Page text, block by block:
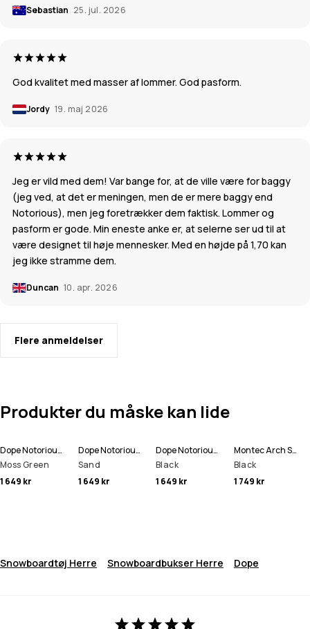
Sebastian 25. jul. 2026
God kvalitet med masser af lommer. God pasform.
Jordy 19. maj 2026
Jeg er vild med dem! Var bange for, at de ville være for baggy
(jeg ved, at det er meningen, men de er mere baggy end
Notorious), men jeg foretrækker dem faktisk. Lommer og
pasform er gode. Min eneste anke er, at selerne ser ud til at
være designet til høje mennesker. Med en højde på 1,70 kan
jeg ikke stramme dem.
Duncan 10. apr. 2026
Flere anmeldelser
Produkter du måske kan lide
Dope Notorious B.I.B Snowboard Bukser Herre
Moss Green
1 649 kr
Dope Notorious B.I.B Snowboard Bukser Herre
Sand
1 649 kr
Dope Notorious B.I.B Snowboard Bukser Herre
Black
1 649 kr
Montec Arch Snowboard Bukser Herre
Black
1 749 kr
Snowboardtøj Herre Snowboardbukser Herre Dope